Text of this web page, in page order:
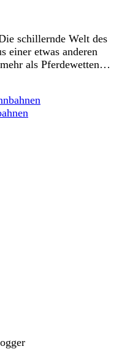
schillernde Welt des
einer etwas anderen
als Pferdewetten…